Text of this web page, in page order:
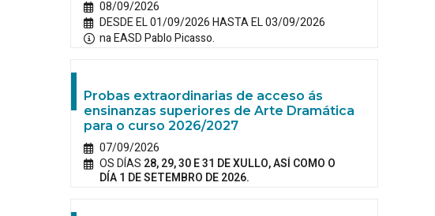
08/09/2026
DESDE EL 01/09/2026 HASTA EL 03/09/2026
na EASD Pablo Picasso.
Probas extraordinarias de acceso ás
ensinanzas superiores de Arte Dramática
para o curso 2026/2027
07/09/2026
OS DÍAS 28, 29, 30 E 31 DE XULLO, ASÍ COMO O
DÍA 1 DE SETEMBRO DE 2026.